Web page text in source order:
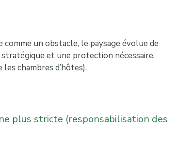
un obstacle, le paysage évolue de
et une protection nécessaire,
chambres d’hôtes).
plus stricte (responsabilisation des